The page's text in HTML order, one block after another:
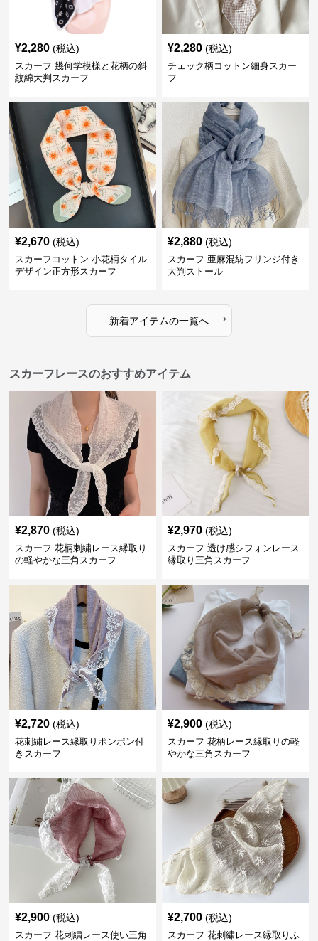
¥2,280 (税込)
スカーフ 幾何学模様と花柄の斜
紋綿大判スカーフ
¥2,280 (税込)
チェック柄コットン細身スカー
フ
¥2,670 (税込)
スカーフコットン 小花柄タイル
デザイン正方形スカーフ
¥2,880 (税込)
スカーフ 亜麻混紡フリンジ付き
大判ストール
新着アイテムの一覧へ ›
スカーフレースのおすすめアイテム
¥2,870 (税込)
スカーフ 花柄刺繍レース縁取り
の軽やかな三角スカーフ
¥2,970 (税込)
スカーフ 透け感シフォンレース
縁取り三角スカーフ
¥2,720 (税込)
花刺繍レース縁取りポンポン付
きスカーフ
¥2,900 (税込)
スカーフ 花柄レース縁取りの軽
やかな三角スカーフ
¥2,900 (税込)
スカーフ 花刺繍レース使い三角
¥2,700 (税込)
スカーフ 花刺繍レース縁取りふ